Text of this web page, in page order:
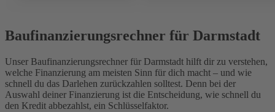
Baufinanzierungsrechner für Darmstadt
Unser Baufinanzierungsrechner für Darmstadt hilft dir zu verstehen,
welche Finanzierung am meisten Sinn für dich macht – und wie
schnell du das Darlehen zurückzahlen solltest. Denn bei der
Auswahl deiner Finanzierung ist die Entscheidung, wie schnell du
den Kredit abbezahlst, ein Schlüsselfaktor.